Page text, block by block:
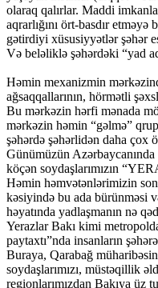
olaraq qalırlar. Maddi
aqrarlığını ört-basdır
gətirdiyi xüsusiyyətlər şəhər
Və beləliklə şəhərdəki “yad
Həmin mexanizmin
ağsaqqallarının, hörmətli
Bu mərkəzin hərfi mənada
mərkəzin həmin “gəlmə”
şəhərdə şəhərlidən daha çox
Günümüzün
köçən soydaşlarımızın
Həmin həmvətənlərimizin
kəsiyində bu ada bürünməsi
həyatında yadlaşmanın nə
Yerazlar Bakı kimi
paytaxtı”nda insanların
Buraya, Qarabağ
soydaşlarımızı, müstəqillik
regionlarımızdan Bakıya üz